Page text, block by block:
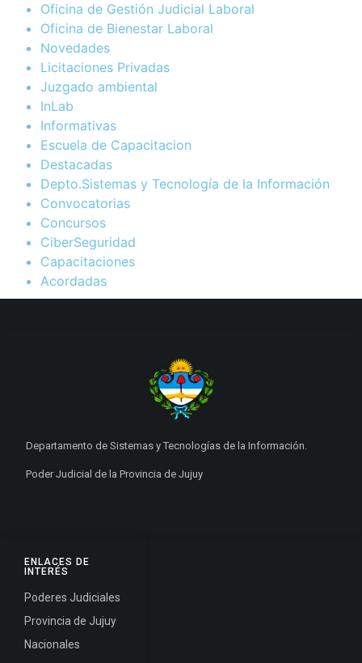
Oficina de Gestión Judicial Laboral
Oficina de Bienestar Laboral
Novedades
Licitaciones Privadas
Juzgado ambiental
InLab
Informativas
Escuela de Capacitacion
Destacadas
Depto.Sistemas y Tecnología de la Información
Convocatorias
Concursos
CiberSeguridad
Capacitaciones
Acordadas
ENLACES DE
INTERÉS
Poderes Judiciales
Provincia de Jujuy
Nacionales
Departamento de Sistemas y Tecnologías de la Información.
Poder Judicial de la Provincia de Jujuy